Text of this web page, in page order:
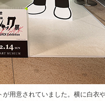
用意されていました。横に白衣